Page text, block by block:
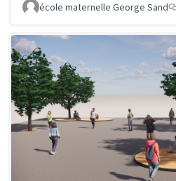
école maternelle George Sand